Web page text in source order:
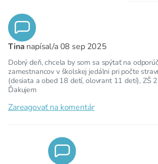
Tina napísal/a08 sep 2025
Dobrý deň, chcela by som sa spýtať na
zamestnancov v školskej jedálni pri počte
(desiata a obed 18 detí, olovrant 11 detí), ZŠ
Ďakujem
Zareagovať na komentár